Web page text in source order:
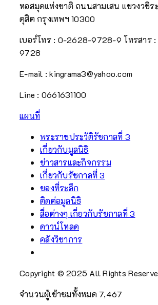
หอสมุดแห่งชาติ ถนนสามเสน แขวงวชิร
ดุสิต กรุงเทพฯ 10300
เบอร์โทร : 0-2628-9728-9 โทรสาร
9728
E-mail : kingrama3@yahoo.com
Line : 0661631100
แผนที่
พระราชประวัติรัชกาลที่ 3
เกี่ยวกับมูลนิธิ
ข่าวสารและกิจกรรม
เกี่ยวกับรัชกาลที่ 3
ของที่ระลึก
ติดต่อมูลนิธิ
สื่อต่างๆ เกี่ยวกับรัชกาลที่ 3
ดาวน์โหลด
คลังวิชาการ
Copyright © 2025 All Rights
จำนวนผู้เข้าชมทั้งหมด7,467